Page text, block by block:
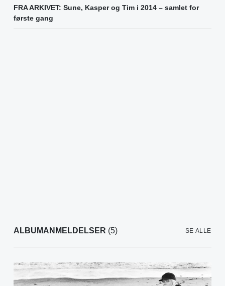
FRA ARKIVET: Sune, Kasper og Tim i 2014 – samlet for
første gang
ALBUMANMELDELSER (5) SE ALLE